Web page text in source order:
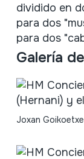
dividido en
para dos
para dos
Galería
Joxan